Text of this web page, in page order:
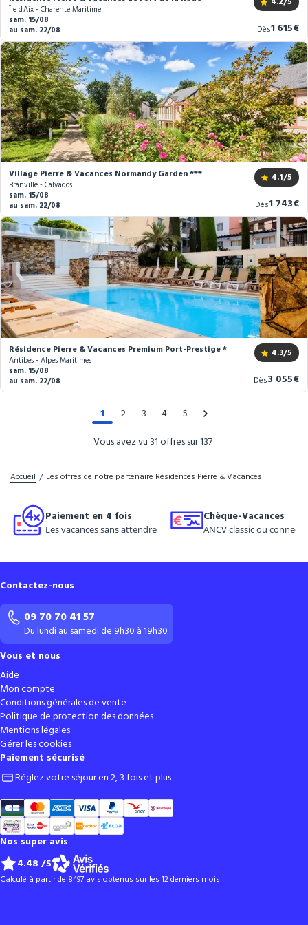
Île d'Aix - Charente Maritime
sam. 15/08
au sam. 22/08
Dès
prix
1 615€
Village Pierre & Vacances Normandy Garden ***
Branville - Calvados
4.1/5
sam. 15/08
au sam. 22/08
DèsNouveau
prix
1 743€
Résidence Pierre & Vacances Premium Port-Prestige ****
Antibes - Alpes Maritimes
4.3/5
sam. 15/08
au sam. 22/08
DèsNouveau
prix
3 055€
1 2 3 4 5
Vous avez vu 31 offres sur 137
Accueil Les offres de notre partenaire Résidences Pierre & Vacances
Paiement en 4 fois
Les vacances sans attendre
Chèque-Vacances
ANCV classic ou connect
Contactez-nous
09 70 70 41 57
Du lundi au samedi de 9h30 à 19h30
Vous et nous
Aide
Mon compte
Conditions générales de vente
Politique de protection des données
Mentions légales
Gérer les cookies
Paiement sécurisé
Réglez votre séjour en 2, 3 fois et plus
Nos super avis
4.48 /5
Calculé à partir de 8497 avis obtenus sur les 12 derniers mois